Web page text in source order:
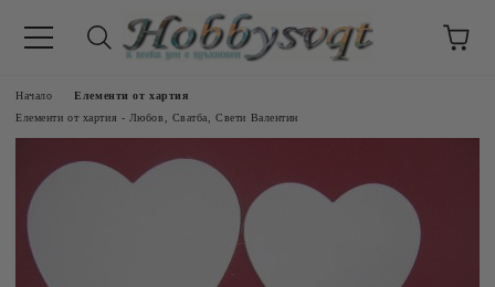
Начало
Елементи от хартия
Елементи от хартия - Любов, Сватба, Свети Валентин